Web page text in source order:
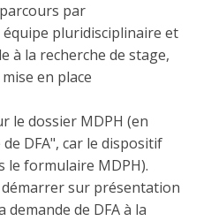
par
pluridisciplinaire et
à la recherche de stage,
en place
le dossier MDPH (en
DFA", car le dispositif
le formulaire MDPH).
sur présentation
demande de DFA à la